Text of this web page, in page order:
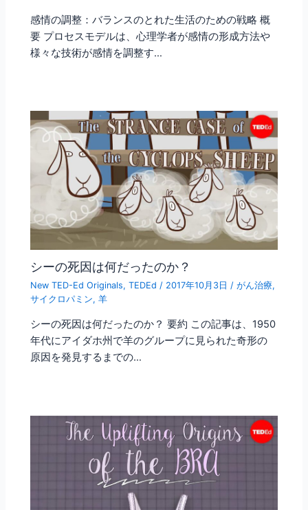
感情の調整：バランスのとれた生活のための戦略 概
要 プロセスモデルは、心理学者が感情の形成方法や
様々な技術が感情を調整す…
シーの死因は何だったのか？
New TED-Ed Originals,TEDEd / 2017年10月3日 /がん治療,
サイクロパミン,羊
シーの死因は何だったのか？ 要約 この記事は、1950
年代にアイダホ州で羊のグループに見られた奇形の
原因を発見するまでの…